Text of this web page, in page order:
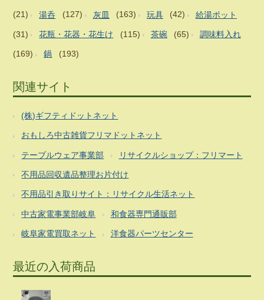
(21) 湯呑 (127) 灰皿 (163) 玩具 (42) 給湯ポット
(31) 花瓶・花器・花生け (115) 茶碗 (65) 調味料入れ
(169) 鍋 (193)
関連サイト
(株)ギフティドットネット
おもしろ中古雑貨フリマドットネット
テーブルウェア事業部 リサイクルショップ：フリマート
不用品回収遺品整理お片付け
不用品引き取りサイト：リサイクル生活ネット
中古家電事業部岐阜 和食器専門通販部
岐阜家電買取ネット 洋食器パーツセンター
最近の入荷商品